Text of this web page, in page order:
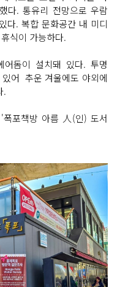
다. 통유리 전망으로 우람
다. 복합 문화공간 내 미디
식이 가능하다.
돔이 설치돼 있다. 투명
어 추운 겨울에도 야외에
.
포책방 아름 人(인) 도서